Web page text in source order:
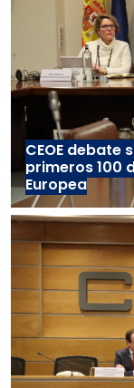
CEOE debate
primeros 100
Europea